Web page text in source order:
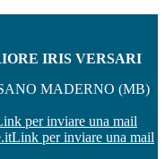
IRIS VERSARI
MADERNO (MB)
per inviare una mail
Link per inviare una mail